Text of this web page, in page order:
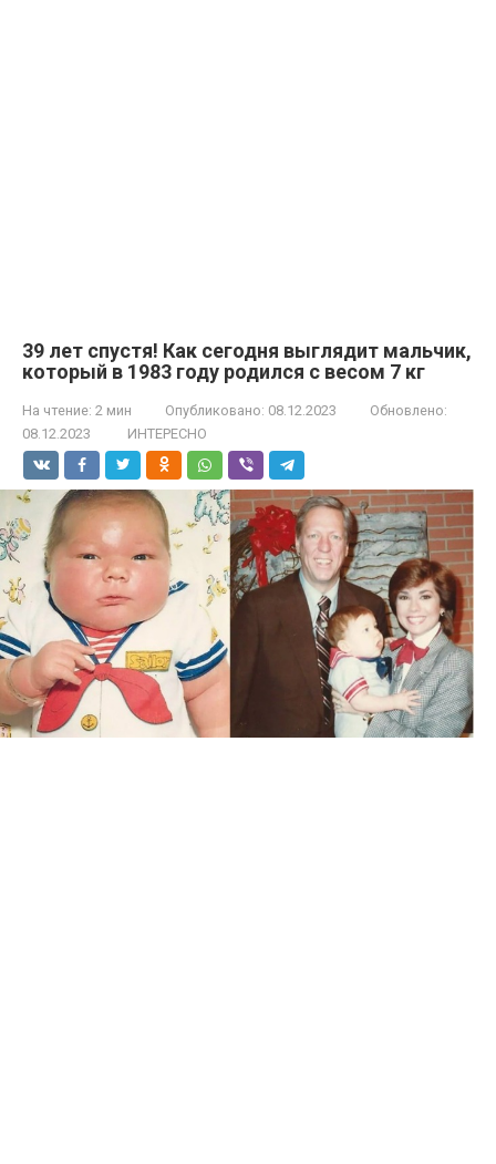
39 лет спустя! Как сегодня выглядит мальчик,
который в 1983 году родился с весом 7 кг
На чтение: 2 мин Опубликовано: 08.12.2023
Обновлено:
08.12.2023
ИНТЕРЕСНО